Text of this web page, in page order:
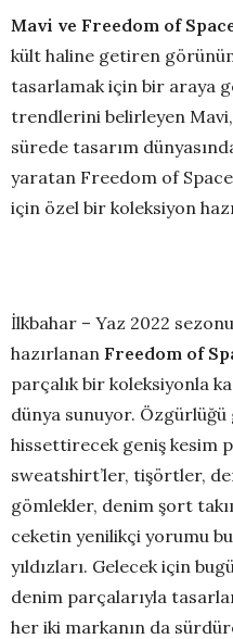
Mavi ve Freedom of
kült haline getiren
tasarlamak için bir araya
trendlerini belirleyen
sürede tasarım
yaratan Freedom of
için özel bir koleksiyon
İlkbahar – Yaz 2022
hazırlanan Freedom of
parçalık bir koleksiyonla
dünya sunuyor. Özgürlüğü
hissettirecek geniş kesim
sweatshirt’ler, tişörtler,
gömlekler, denim şort
ceketin yenilikçi yorumu
yıldızları. Gelecek için
denim parçalarıyla
her iki markanın da